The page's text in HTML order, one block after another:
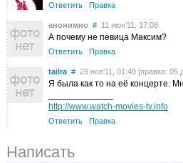
Ответить Правка
анонимно # 11 июн’11, 17:08
А почему не певица Максим?
Ответить Правка
tailra # 29 ноя’11, 01:40 [правка: 05
Я была как то на её концерте.
http://www.watch-movies-tv.info
Ответить Правка
Написать